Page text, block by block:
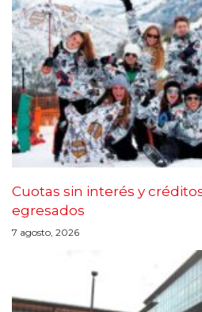
Cuotas sin interés y
egresados
7 agosto, 2026